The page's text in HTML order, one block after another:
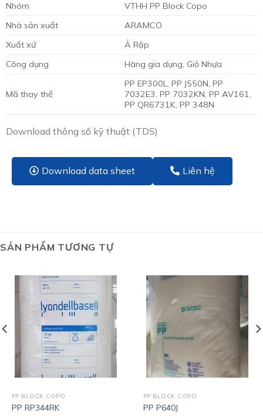
Nhóm
VTHH PP Block Copo
Nhà sản xuất
ARAMCO
Xuất xứ
Ả Rập
Công dụng
Hàng gia dụng, Giỏ Nhựa
Mã thay thế
PP EP300L, PP J550N, PP
7032E3, PP 7032KN, PP AV161,
PP QR6731K, PP 348N
Download thông số kỹ thuật (TDS)
Download data sheet Liên hệ
SẢN PHẨM TƯƠNG TỰ
PP BLOCK COPO
PP RP344RK
PP BLOCK COPO
PP P640J